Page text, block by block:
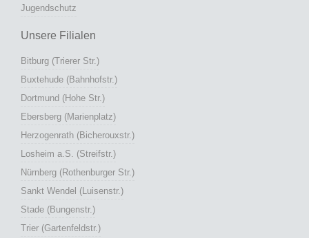
Jugendschutz
Unsere Filialen
Bitburg (Trierer Str.)
Buxtehude (Bahnhofstr.)
Dortmund (Hohe Str.)
Ebersberg (Marienplatz)
Herzogenrath (Bicherouxstr.)
Losheim a.S. (Streifstr.)
Nürnberg (Rothenburger Str.)
Sankt Wendel (Luisenstr.)
Stade (Bungenstr.)
Trier (Gartenfeldstr.)